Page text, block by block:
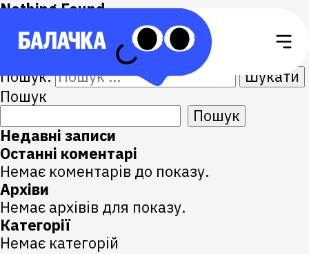
Nothing Found
It seems we can’t find what you’re looking
for. Perhaps searching can help.
Пошук:
Пошук
Пошук
Недавні записи
Останні коментарі
Немає коментарів до показу.
Архіви
Немає архівів для показу.
Категорії
Немає категорій